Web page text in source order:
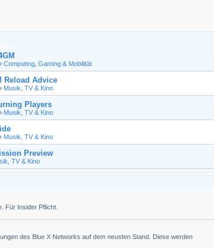
Computing, Gaming & Mobilität
Reload Advice
Musik, TV & Kino
Players
Musik, TV & Kino
Musik, TV & Kino
Preview
TV & Kino
Für Insider Pflicht.
des Blue X Networks auf dem neusten Stand. Diese werden